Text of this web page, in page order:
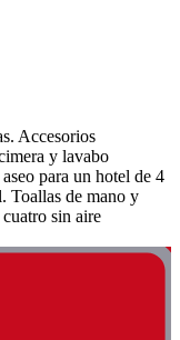
Accesorios
y lavabo
para un hotel de 4
Toallas de mano y
sin aire